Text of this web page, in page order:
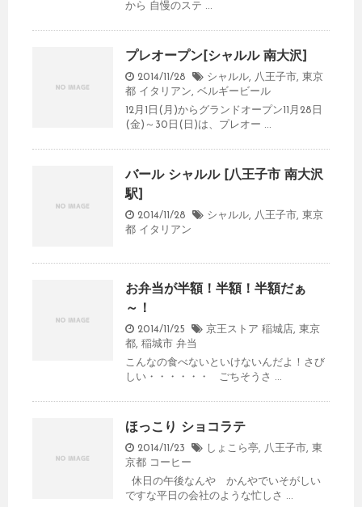
から 自慢のステ ...
プレオープン[シャルル 南大沢]
2014/11/28 シャルル, 八王子市, 東京
都 イタリアン, ベルギービール
12月1日(月)からグランドオープン11月28日
(金)～30日(日)は、プレオー ...
バール シャルル [八王子市 南大沢
駅]
2014/11/28 シャルル, 八王子市, 東京
都 イタリアン
お弁当が半額！半額！半額だぁ
～！
2014/11/25 京王ストア 稲城店, 東京
都, 稲城市 弁当
こんなの食べないといけないんだよ！さび
しい・・・・・・ ごちそうさ ...
ほっこり ショコラテ
2014/11/23 しょこら亭, 八王子市, 東
京都 コーヒー
休日の午後なんや かんやでいそがしい
ですな平日の会社のような忙しさ ...